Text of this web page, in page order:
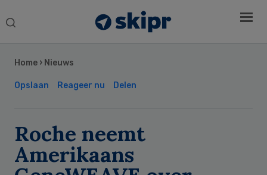
Search
Home › Nieuws
Opslaan Reageer nu Delen
Roche neemt
Amerikaans
Sidebar